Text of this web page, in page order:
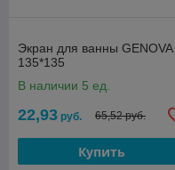
Экран для ванны GENOVA
135*135
В наличии 5 ед.
22,93 руб. 65,52 руб.
Купить